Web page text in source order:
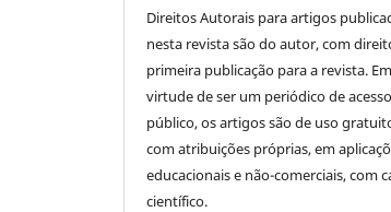
Direitos Autorais para artigos
nesta revista são do autor, com
primeira publicação para a revista. Em
virtude de ser um periódico de acesso
público, os artigos são de uso
com atribuições próprias, em
educacionais e não-comerciais, com
científico.